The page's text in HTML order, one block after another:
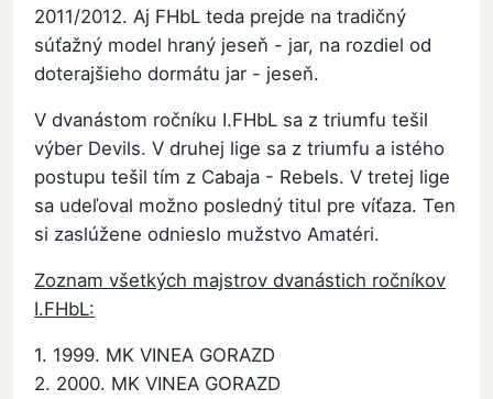
2011/2012. Aj FHbL teda prejde na tradičný
súťažný model hraný jeseň - jar, na rozdiel od
doterajšieho dormátu jar - jeseň.
V dvanástom ročníku I.FHbL sa z triumfu tešil
výber Devils. V druhej lige sa z triumfu a istého
postupu tešil tím z Cabaja - Rebels. V tretej lige
sa udeľoval možno posledný titul pre víťaza. Ten
si zaslúžene odnieslo mužstvo Amatéri.
Zoznam všetkých majstrov dvanástich ročníkov
I.FHbL:
1. 1999. MK VINEA GORAZD
2. 2000. MK VINEA GORAZD